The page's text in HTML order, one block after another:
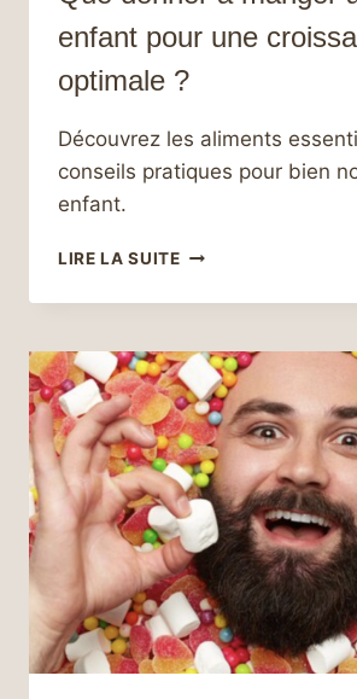
enfant pour une
optimale ?
Découvrez les aliments
conseils pratiques pour bien
enfant.
LIRE LA SUITEQUE
À
À
MON
ENFANT
POUR
UNE
CROISSANCE
OPTIMALE
?